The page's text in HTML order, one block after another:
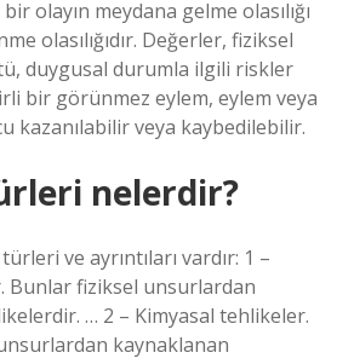
olayın meydana gelme olasılığı
olasılığıdır. Değerler, fiziksel
duygusal durumla ilgili riskler
bir görünmez eylem, eylem veya
kazanılabilir veya kaybedilebilir.
nelerdir?
ve ayrıntıları vardır: 1 –
Bunlar fiziksel unsurlardan
… 2 – Kimyasal tehlikeler.
kaynaklanan